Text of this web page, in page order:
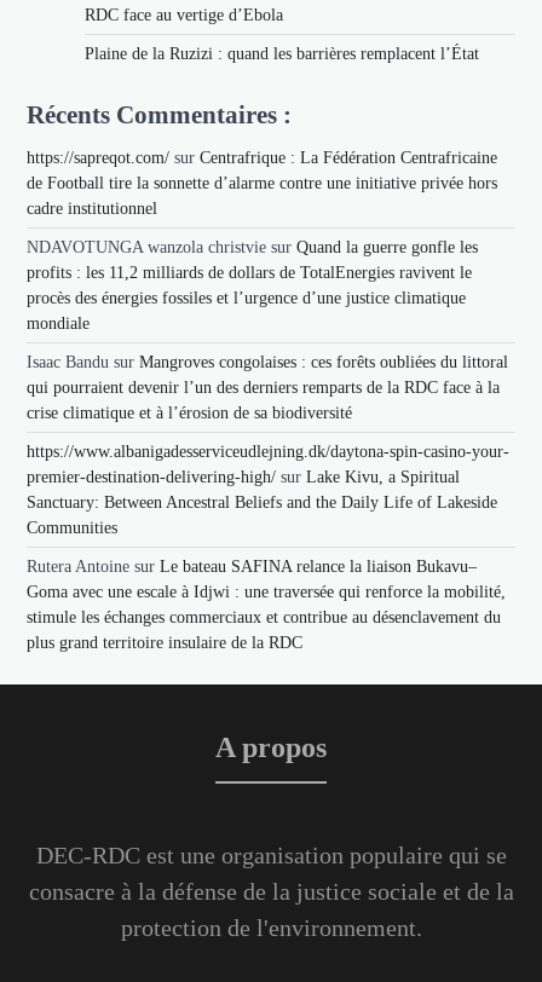
RDC face au vertige d’Ebola
Plaine de la Ruzizi : quand les barrières remplacent l’État
Récents Commentaires :
https://sapreqot.com/ surCentrafrique : La Fédération Centrafricaine
de Football tire la sonnette d’alarme contre une initiative privée hors
cadre institutionnel
NDAVOTUNGA wanzola christvie surQuand la guerre gonfle les
profits : les 11,2 milliards de dollars de TotalEnergies ravivent le
procès des énergies fossiles et l’urgence d’une justice climatique
mondiale
Isaac Bandu surMangroves congolaises : ces forêts oubliées du littoral
qui pourraient devenir l’un des derniers remparts de la RDC face à la
crise climatique et à l’érosion de sa biodiversité
https://www.albanigadesserviceudlejning.dk/daytona-spin-casino-your-
premier-destination-delivering-high/ surLake Kivu, a Spiritual
Sanctuary: Between Ancestral Beliefs and the Daily Life of Lakeside
Communities
Rutera Antoine surLe bateau SAFINA relance la liaison Bukavu–
Goma avec une escale à Idjwi : une traversée qui renforce la mobilité,
stimule les échanges commerciaux et contribue au désenclavement du
plus grand territoire insulaire de la RDC
A propos
DEC-RDC est une organisation populaire qui se
consacre à la défense de la justice sociale et de la
protection de l'environnement.